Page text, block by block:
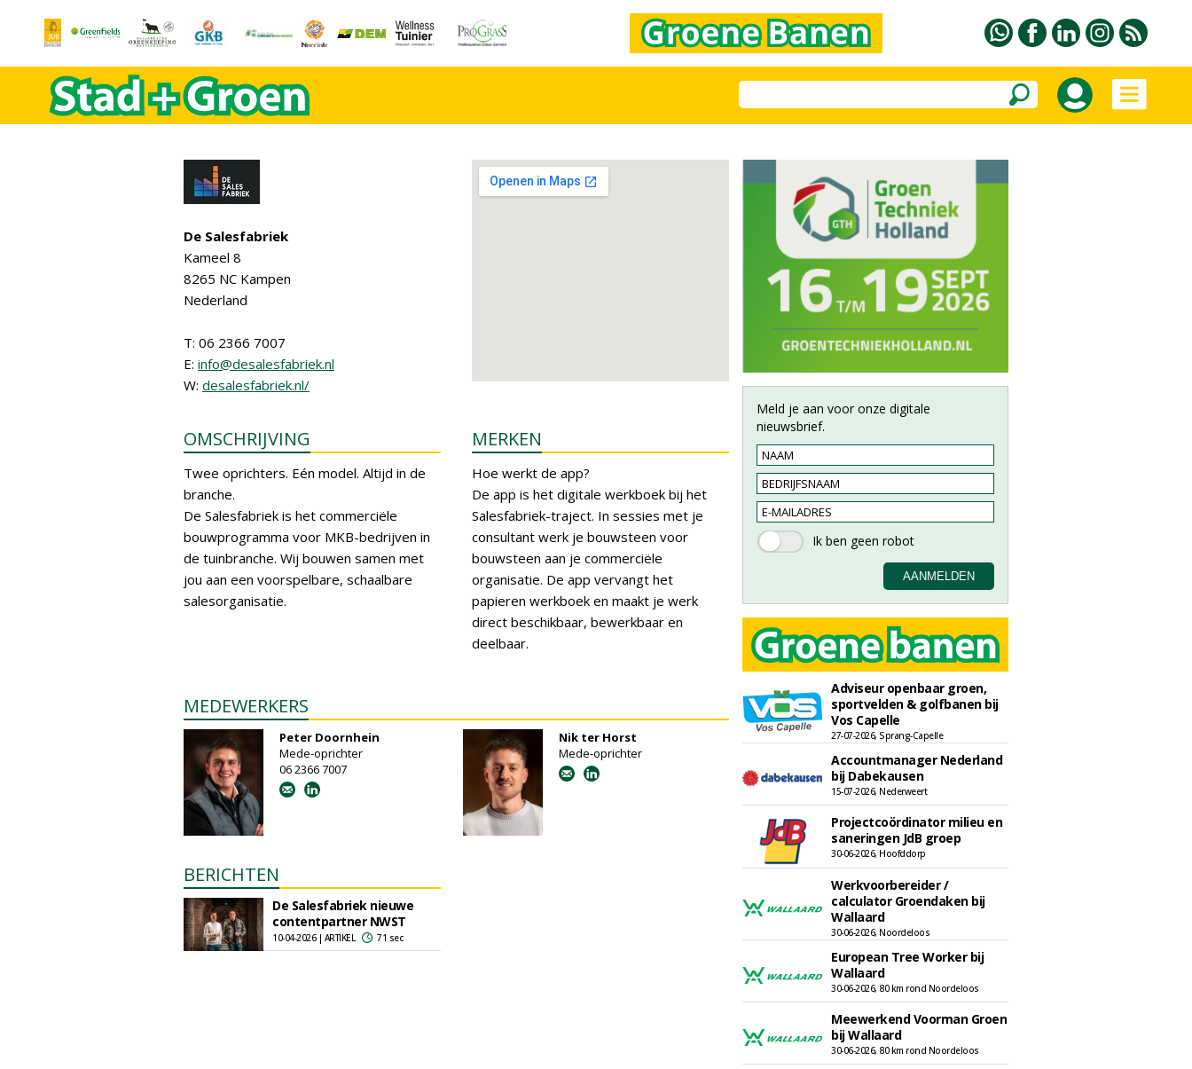
De Salesfabriek
Kameel 8
8265 NC Kampen
Nederland
T: 06 2366 7007
E: info@desalesfabriek.nl
W: desalesfabriek.nl/
OMSCHRIJVING
Twee oprichters. Eén model. Altijd in de
branche.
De Salesfabriek is het commerciële
bouwprogramma voor MKB-bedrijven in
de tuinbranche. Wij bouwen samen met
jou aan een voorspelbare, schaalbare
salesorganisatie.
MERKEN
Hoe werkt de app?
De app is het digitale werkboek bij het
Salesfabriek-traject. In sessies met je
consultant werk je bouwsteen voor
bouwsteen aan je commerciële
organisatie. De app vervangt het
papieren werkboek en maakt je werk
direct beschikbaar, bewerkbaar en
deelbaar.
MEDEWERKERS
Peter Doornhein
Mede-oprichter
06 2366 7007
Nik ter Horst
Mede-oprichter
BERICHTEN
De Salesfabriek nieuwe
contentpartner NWST
10-04-2026 | ARTIKEL 71 sec
Meld je aan voor onze digitale
nieuwsbrief.
Adviseur openbaar groen,
sportvelden & golfbanen bij
Vos Capelle
27-07-2026, Sprang-Capelle
Accountmanager Nederland
bij Dabekausen
15-07-2026, Nederweert
Projectcoördinator milieu en
saneringen JdB groep
30-06-2026, Hoofddorp
Werkvoorbereider /
calculator Groendaken bij
Wallaard
30-06-2026, Noordeloos
European Tree Worker bij
Wallaard
30-06-2026, 80 km rond Noordeloos
Meewerkend Voorman Groen
bij Wallaard
30-06-2026, 80 km rond Noordeloos